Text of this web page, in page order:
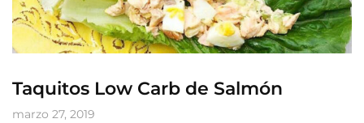
Taquitos Low Carb de Salmón
marzo 27, 2019